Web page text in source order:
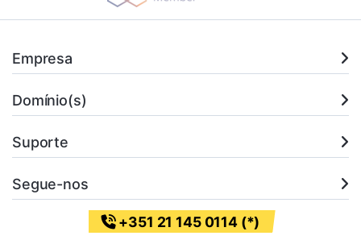
Empresa
Domínio(s)
Suporte
Segue-nos
+351 21 145 0114 (*)